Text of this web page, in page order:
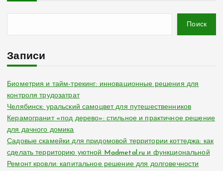
Поиск
Записи
Биометрия и тайм-трекинг: инновационные решения для
контроля трудозатрат
Челябинск: уральский самоцвет для путешественников
Керамогранит «под дерево»: стильное и практичное решение
для дачного домика
Садовые скамейки для придомовой территории коттеджа: как
сделать территорию уютной Madmetal.ru и функциональной
Ремонт кровли: капитальное решение для долговечности